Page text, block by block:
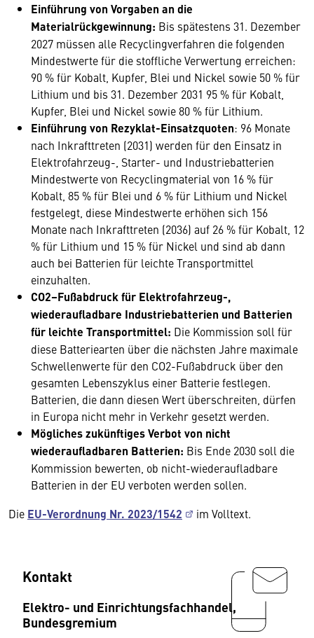
Einführung von Vorgaben an die
Materialrückgewinnung: Bis spätestens 31. Dezember
2027 müssen alle Recyclingverfahren die folgenden
Mindestwerte für die stoffliche Verwertung erreichen:
90 % für Kobalt, Kupfer, Blei und Nickel sowie 50 % für
Lithium und bis 31. Dezember 2031 95 % für Kobalt,
Kupfer, Blei und Nickel sowie 80 % für Lithium.
Einführung von Rezyklat-Einsatzquoten: 96 Monate
nach Inkrafttreten (2031) werden für den Einsatz in
Elektrofahrzeug-, Starter- und Industriebatterien
Mindestwerte von Recyclingmaterial von 16 % für
Kobalt, 85 % für Blei und 6 % für Lithium und Nickel
festgelegt, diese Mindestwerte erhöhen sich 156
Monate nach Inkrafttreten (2036) auf 26 % für Kobalt, 12
% für Lithium und 15 % für Nickel und sind ab dann
auch bei Batterien für leichte Transportmittel
einzuhalten.
CO2–Fußabdruck für Elektrofahrzeug-,
wiederaufladbare Industriebatterien und Batterien
für leichte Transportmittel: Die Kommission soll für
diese Batteriearten über die nächsten Jahre maximale
Schwellenwerte für den CO2-Fußabdruck über den
gesamten Lebenszyklus einer Batterie festlegen.
Batterien, die dann diesen Wert überschreiten, dürfen
in Europa nicht mehr in Verkehr gesetzt werden.
Mögliches zukünftiges Verbot von nicht
wiederaufladbaren Batterien: Bis Ende 2030 soll die
Kommission bewerten, ob nicht-wiederaufladbare
Batterien in der EU verboten werden sollen.
Die EU-Verordnung Nr. 2023/1542 im Volltext.
Kontakt
Elektro- und Einrichtungsfachhandel,
Bundesgremium